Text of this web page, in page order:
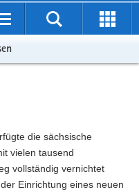
die sächsische
vielen tausend
vollständig vernichtet
Einrichtung eines neuen